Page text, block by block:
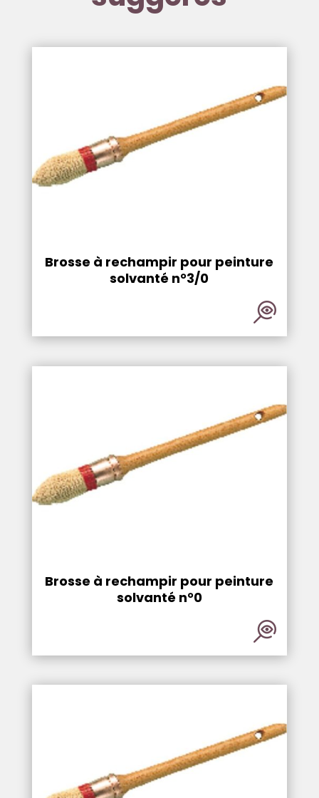
Brosse à rechampir pour peinture
solvanté n°3/0
Brosse à rechampir pour peinture
solvanté n°0